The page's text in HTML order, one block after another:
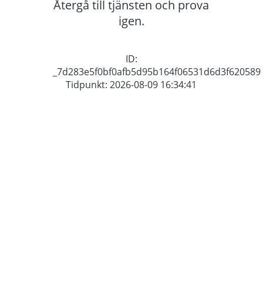
Återgå till tjänsten och prova
igen.
ID:
_7d283e5f0bf0afb5d95b164f06531d6d3f620589
Tidpunkt: 2026-08-09 16:34:41